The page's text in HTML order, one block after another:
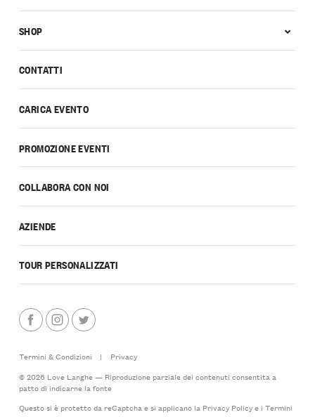
CONTATTI
CARICA EVENTO
PROMOZIONE EVENTI
COLLABORA CON NOI
AZIENDE
TOUR PERSONALIZZATI
SHOP
Termini & Condizioni |
Privacy
© 2026 Love Langhe — Riproduzione parziale dei contenuti consentita a
patto di indicarne la fonte
Questo si è protetto da reCaptcha e si applicano la Privacy Policye i Termini